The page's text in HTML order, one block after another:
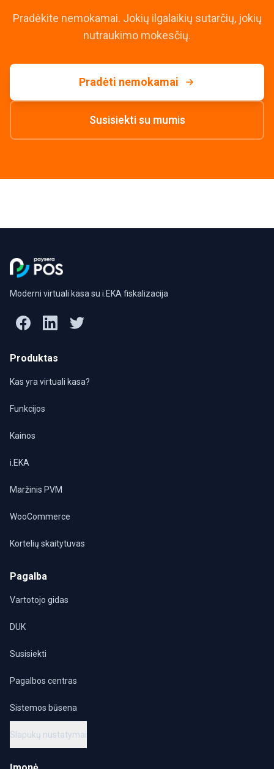
Pradėkite nemokamai. Jokių ilgalaikių sutarčių, jokių
nutraukimo mokesčių.
Pradėti nemokamai
Susisiekti su mumis
Moderni virtuali kasa su i.EKA fiskalizacija
Produktas
Kas yra virtuali kasa?
Funkcijos
Kainos
i.EKA
Maržinis PVM
WooCommerce
Kortelių skaitytuvas
Pagalba
Vartotojo gidas
DUK
Susisiekti
Pagalbos centras
Sistemos būsena
Slapukų nustatymai